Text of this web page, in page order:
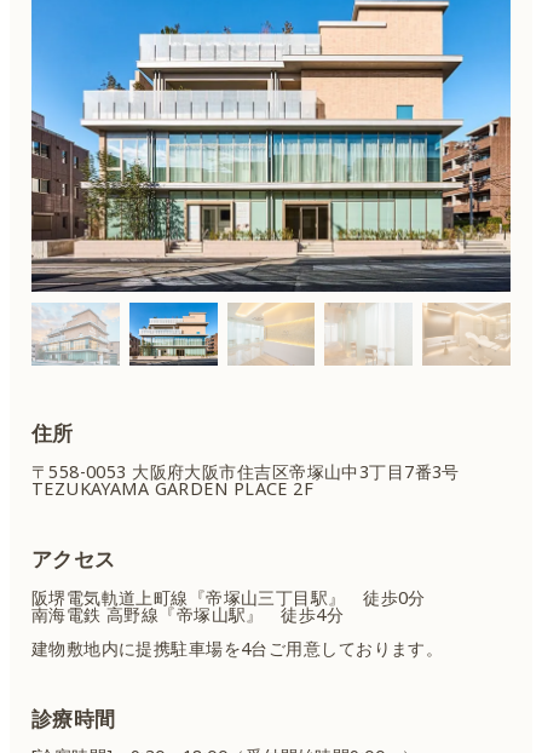
刺青除去（タトゥー除去）
ワキガ治療
住所
〒558-0053 大阪府大阪市住吉区帝塚山中3丁目7番3号
TEZUKAYAMA GARDEN PLACE 2F
アクセス
阪堺電気軌道上町線『帝塚山三丁目駅』 徒歩0分
南海電鉄 高野線『帝塚山駅』 徒歩4分
建物敷地内に提携駐車場を4台ご用意しております。
診療時間